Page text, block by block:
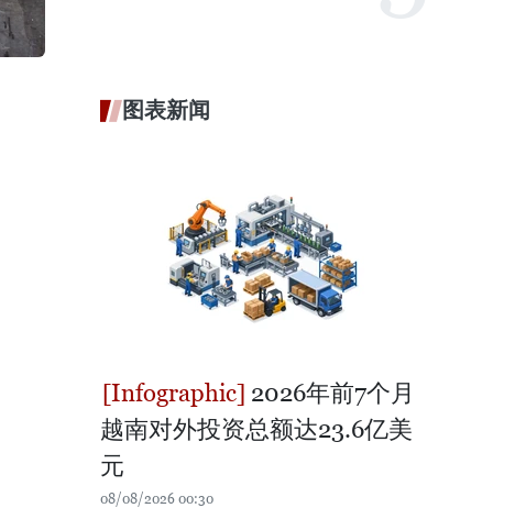
图表新闻
2026年前7个月
越南对外投资总额达23.6亿美
元
08/08/2026 00:30